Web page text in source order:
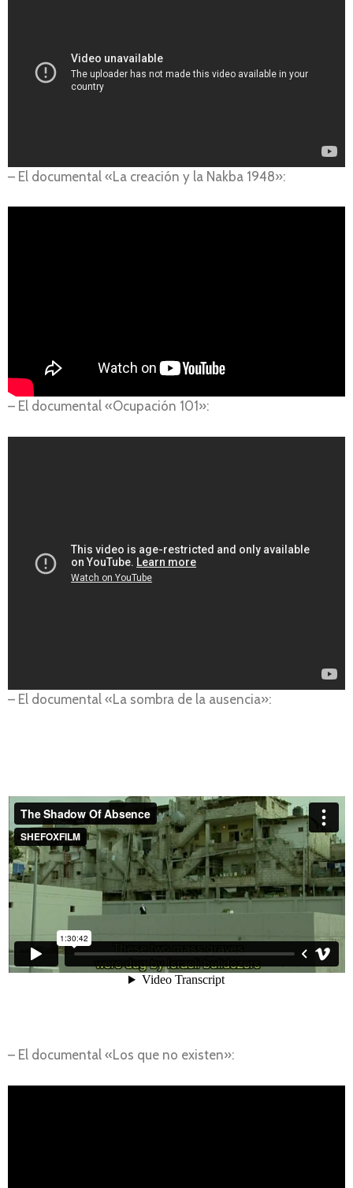
– El documental «La creación y la Nakba 1948»:
– El documental «Ocupación 101»:
– El documental «La sombra de la ausencia»:
– El documental «Los que no existen»: